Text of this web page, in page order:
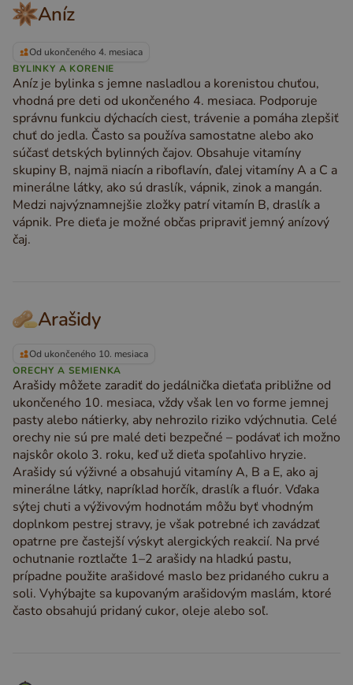
Aníz
Od ukončeného 4. mesiaca
BYLINKY A KORENIE
Aníz je bylinka s jemne nasladlou a korenistou chuťou,
vhodná pre deti od ukončeného 4. mesiaca. Podporuje
správnu funkciu dýchacích ciest, trávenie a pomáha zlepšiť
chuť do jedla. Často sa používa samostatne alebo ako
súčasť detských bylinných čajov. Obsahuje vitamíny
skupiny B, najmä niacín a riboflavín, ďalej vitamíny A a C a
minerálne látky, ako sú draslík, vápnik, zinok a mangán.
Medzi najvýznamnejšie zložky patrí vitamín B, draslík a
vápnik. Pre dieťa je možné občas pripraviť jemný anízový
čaj.
Arašidy
Od ukončeného 10. mesiaca
ORECHY A SEMIENKA
Arašidy môžete zaradiť do jedálnička dieťaťa približne od
ukončeného 10. mesiaca, vždy však len vo forme jemnej
pasty alebo nátierky, aby nehrozilo riziko vdýchnutia. Celé
orechy nie sú pre malé deti bezpečné – podávať ich možno
najskôr okolo 3. roku, keď už dieťa spoľahlivo hryzie.
Arašidy sú výživné a obsahujú vitamíny A, B a E, ako aj
minerálne látky, napríklad horčík, draslík a fluór. Vďaka
sýtej chuti a výživovým hodnotám môžu byť vhodným
doplnkom pestrej stravy, je však potrebné ich zavádzať
opatrne pre častejší výskyt alergických reakcií. Na prvé
ochutnanie roztlačte 1–2 arašidy na hladkú pastu,
prípadne použite arašidové maslo bez pridaného cukru a
soli. Vyhýbajte sa kupovaným arašidovým maslám, ktoré
často obsahujú pridaný cukor, oleje alebo soľ.